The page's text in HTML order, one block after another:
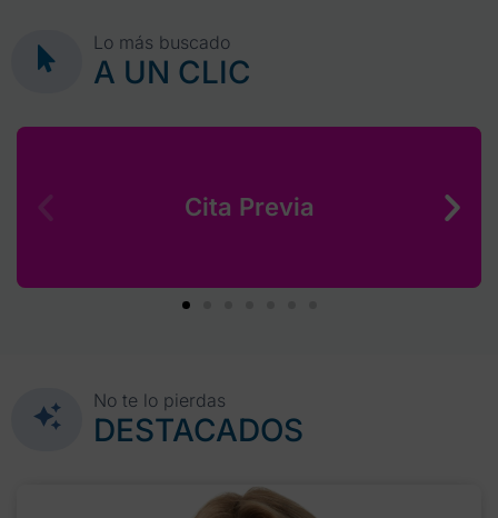
Lo más buscado
A UN CLIC
Cita Previa
No te lo pierdas
DESTACADOS